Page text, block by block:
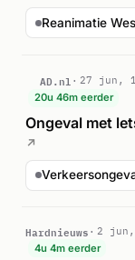
Reanimatie
AD.nl
27 jun,
20u 46m eerder
Ongeval met
↗
Hardnieuws
2 jun,
4u 4m eerder